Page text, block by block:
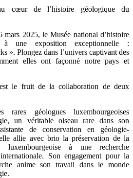
cœur de l’histoire géologique du
2025, le Musée national d’histoire
une exposition exceptionnelle :
». Plongez dans l’univers captivant des
elles ont façonné notre pays et
le fruit de la collaboration de deux
géologues luxembourgeoises
un véritable oiseau rare dans son
de conservation en géologie-
allie avec brio la préservation de la
luxembourgeoise à une recherche
Son engagement pour la
anime son travail dans le monde